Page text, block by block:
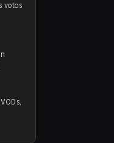
votos